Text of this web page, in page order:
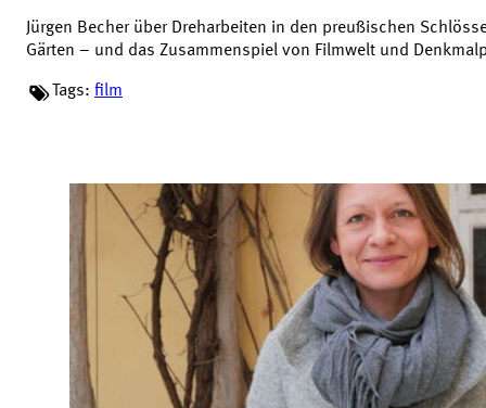
Jürgen Becher über Dreharbeiten in den preußischen
Gärten – und das Zusammenspiel von Filmwelt und
Tags: film